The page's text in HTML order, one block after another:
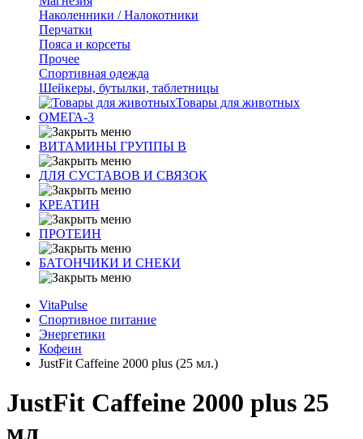
Наколенники / Налокотники
Перчатки
Пояса и корсеты
Прочее
Спортивная одежда
Шейкеры, бутылки, таблетницы
Товары для животных
ОМЕГА-3
ВИТАМИНЫ ГРУППЫ В
ДЛЯ СУСТАВОВ И СВЯЗОК
КРЕАТИН
ПРОТЕИН
БАТОНЧИКИ И СНЕКИ
VitaPulse
Спортивное питание
Энергетики
Кофеин
JustFit Caffeine 2000 plus (25 мл.)
JustFit Caffeine 2000 plus 25
мл